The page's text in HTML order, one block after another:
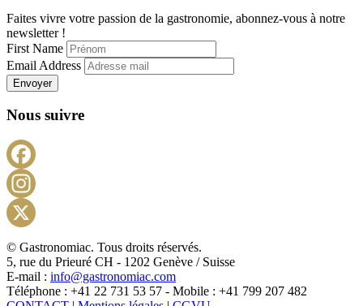
Faites vivre votre passion de la gastronomie, abonnez-vous à notre
newsletter !
First Name
Email Address
Envoyer
Nous suivre
X
© Gastronomiac. Tous droits réservés.
5, rue du Prieuré CH - 1202 Genève / Suisse
E-mail : info@gastronomiac.com
Téléphone : +41 22 731 53 57 - Mobile : +41 799 207 482